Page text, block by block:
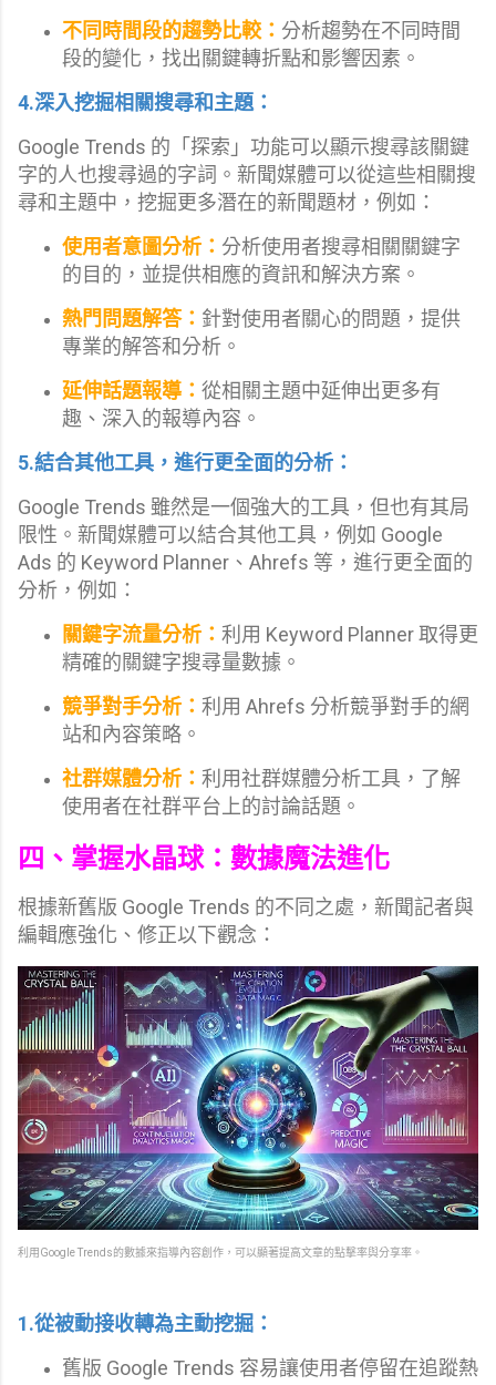
不同時間段的趨勢比較： 分析趨勢在不同時間
段的變化，找出關鍵轉折點和影響因素。
4.深入挖掘相關搜尋和主題：
Google Trends 的「探索」功能可以顯示搜尋該關鍵
字的人也搜尋過的字詞。新聞媒體可以從這些相關搜
尋和主題中，挖掘更多潛在的新聞題材，例如：
使用者意圖分析： 分析使用者搜尋相關關鍵字
的目的，並提供相應的資訊和解決方案。
熱門問題解答： 針對使用者關心的問題，提供
專業的解答和分析。
延伸話題報導： 從相關主題中延伸出更多有
趣、深入的報導內容。
5.結合其他工具，進行更全面的分析：
Google Trends 雖然是一個強大的工具，但也有其局
限性。新聞媒體可以結合其他工具，例如 Google
Ads 的 Keyword Planner、Ahrefs 等，進行更全面的
分析，例如：
關鍵字流量分析： 利用 Keyword Planner 取得更
精確的關鍵字搜尋量數據。
競爭對手分析： 利用 Ahrefs 分析競爭對手的網
站和內容策略。
社群媒體分析： 利用社群媒體分析工具，了解
使用者在社群平台上的討論話題。
四、掌握水晶球： 數據魔法進化
根據新舊版 Google Trends 的不同之處，新聞記者與
編輯應強化、修正以下觀念：
利用Google Trends的數據來指導內容創作，可以顯著提高文章的點擊率與分享率。
1.從被動接收轉為主動挖掘：
舊版 Google Trends 容易讓使用者停留在追蹤熱